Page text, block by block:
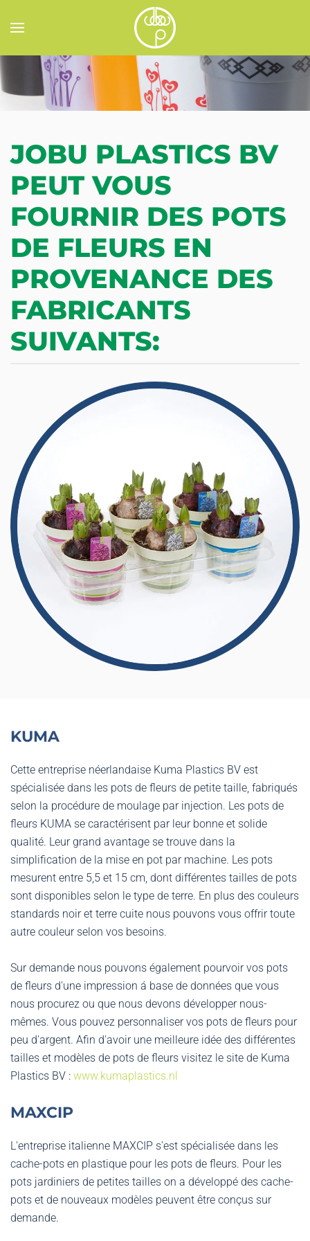
Accéder au contenu principal
JOBU PLASTICS BV
PEUT VOUS
FOURNIR DES POTS
DE FLEURS EN
PROVENANCE DES
FABRICANTS
SUIVANTS:
KUMA
Cette entreprise néerlandaise Kuma Plastics BV est
spécialisée dans les pots de fleurs de petite taille, fabriqués
selon la procédure de moulage par injection. Les pots de
fleurs KUMA se caractérisent par leur bonne et solide
qualité. Leur grand avantage se trouve dans la
simplification de la mise en pot par machine. Les pots
mesurent entre 5,5 et 15 cm, dont différentes tailles de pots
sont disponibles selon le type de terre. En plus des couleurs
standards noir et terre cuite nous pouvons vous offrir toute
autre couleur selon vos besoins.
Sur demande nous pouvons également pourvoir vos pots
de fleurs d'une impression á base de données que vous
nous procurez ou que nous devons développer nous-
mêmes. Vous pouvez personnaliser vos pots de fleurs pour
peu d'argent. Afin d'avoir une meilleure idée des différentes
tailles et modèles de pots de fleurs visitez le site de Kuma
Plastics BV : www.kumaplastics.nl
MAXCIP
L'entreprise italienne MAXCIP s'est spécialisée dans les
cache-pots en plastique pour les pots de fleurs. Pour les
pots jardiniers de petites tailles on a développé des cache-
pots et de nouveaux modèles peuvent être conçus sur
demande.